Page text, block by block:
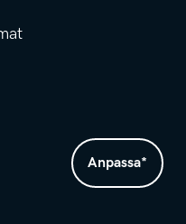
Anpassa*